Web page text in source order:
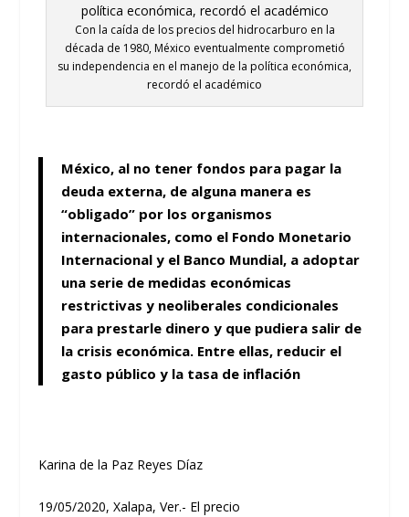
Con la caída de los precios del hidrocarburo en la
década de 1980, México eventualmente comprometió
su independencia en el manejo de la política económica,
recordó el académico
México, al no tener fondos para pagar la
deuda externa, de alguna manera es
“obligado” por los organismos
internacionales, como el Fondo Monetario
Internacional y el Banco Mundial, a adoptar
una serie de medidas económicas
restrictivas y neoliberales condicionales
para prestarle dinero y que pudiera salir de
la crisis económica. Entre ellas, reducir el
gasto público y la tasa de inflación
Karina de la Paz Reyes Díaz
19/05/2020, Xalapa, Ver.- Elprecio